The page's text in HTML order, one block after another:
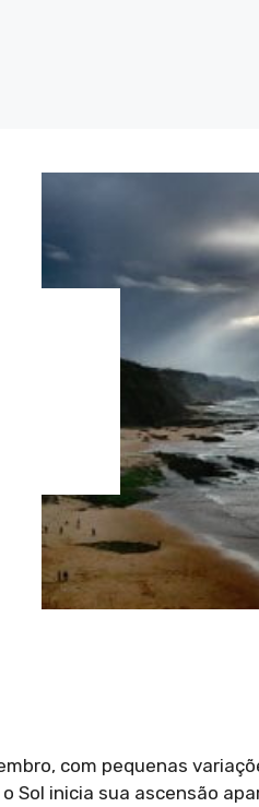
com pequenas
Sol inicia sua ascensão